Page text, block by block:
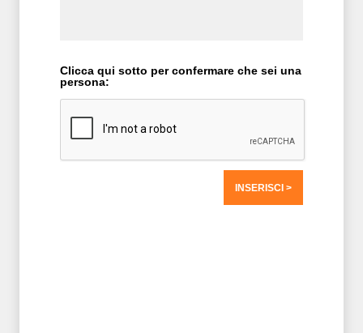
Clicca qui sotto per confermare che sei una
persona: